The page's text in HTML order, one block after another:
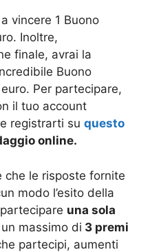
vincere 1 Buono
Inoltre,
finale, avrai la
Buono
Per partecipare,
il tuo account
registrarti su questo
online.
che le risposte fornite
modo l’esito della
una sola
massimo di 3 premi
partecipi, aumenti